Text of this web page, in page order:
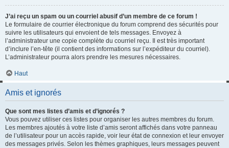
J’ai reçu un spam ou un courriel abusif d’un membre de ce forum !
Le formulaire de courrier électronique du forum comprend des sécurités pour
suivre les utilisateurs qui envoient de tels messages. Envoyez à
l’administrateur une copie complète du courriel reçu. Il est très important
d’inclure l’en-tête (il contient des informations sur l’expéditeur du courriel).
L’administrateur pourra alors prendre les mesures nécessaires.
Haut
Amis et ignorés
Que sont mes listes d’amis et d’ignorés ?
Vous pouvez utiliser ces listes pour organiser les autres membres du forum.
Les membres ajoutés à votre liste d’amis seront affichés dans votre panneau
de l’utilisateur pour un accès rapide, voir leur état de connexion et leur envoyer
des messages privés. Selon les thèmes graphiques, leurs messages peuvent